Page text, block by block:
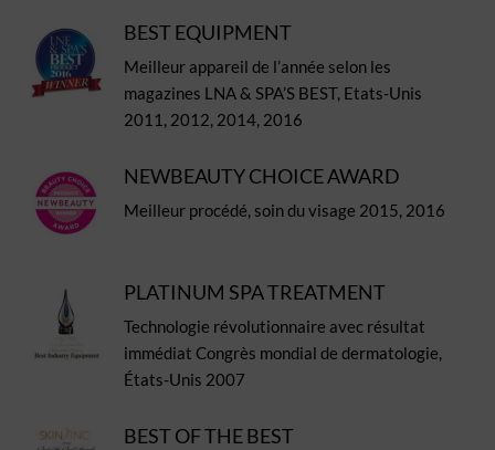
BEST EQUIPMENT
Meilleur appareil de l’année selon les
magazines LNA & SPA’S BEST, Etats-Unis
2011, 2012, 2014, 2016
NEWBEAUTY CHOICE AWARD
Meilleur procédé, soin du visage 2015, 2016
PLATINUM SPA TREATMENT
Technologie révolutionnaire avec résultat
immédiat Congrès mondial de dermatologie,
États-Unis 2007
BEST OF THE BEST